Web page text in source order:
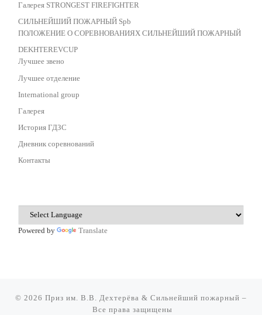
Галерея STRONGEST FIREFIGHTER
СИЛЬНЕЙШИЙ ПОЖАРНЫЙ Spb
ПОЛОЖЕНИЕ О СОРЕВНОВАНИЯХ СИЛЬНЕЙШИЙ ПОЖАРНЫЙ
DEKHTEREVCUP
Лучшее звено
Лучшее отделение
International group
Галерея
История ГДЗС
Дневник соревнований
Контакты
Powered by Translate
© 2026 Приз им. В.В. Дехтерёва & Сильнейший пожарный –
Все права защищены